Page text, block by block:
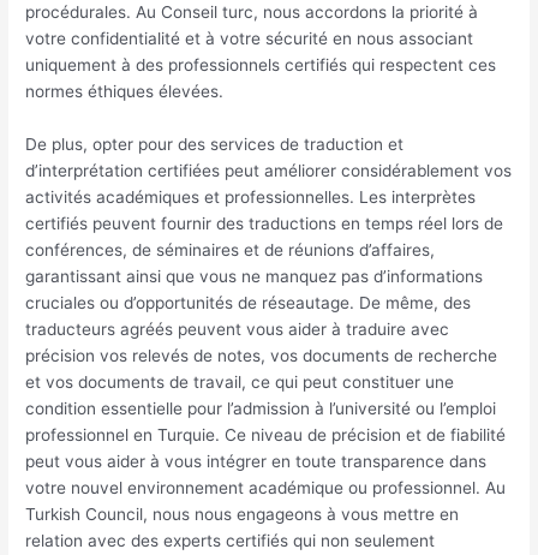
procédurales. Au Conseil turc, nous accordons la priorité à
votre confidentialité et à votre sécurité en nous associant
uniquement à des professionnels certifiés qui respectent ces
normes éthiques élevées.
De plus, opter pour des services de traduction et
d’interprétation certifiées peut améliorer considérablement vos
activités académiques et professionnelles. Les interprètes
certifiés peuvent fournir des traductions en temps réel lors de
conférences, de séminaires et de réunions d’affaires,
garantissant ainsi que vous ne manquez pas d’informations
cruciales ou d’opportunités de réseautage. De même, des
traducteurs agréés peuvent vous aider à traduire avec
précision vos relevés de notes, vos documents de recherche
et vos documents de travail, ce qui peut constituer une
condition essentielle pour l’admission à l’université ou l’emploi
professionnel en Turquie. Ce niveau de précision et de fiabilité
peut vous aider à vous intégrer en toute transparence dans
votre nouvel environnement académique ou professionnel. Au
Turkish Council, nous nous engageons à vous mettre en
relation avec des experts certifiés qui non seulement